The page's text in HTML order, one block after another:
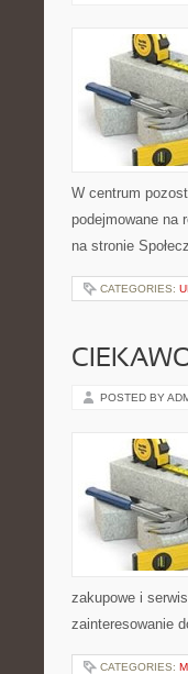
W centrum
podejmowane na
na stronie
CATEGORIES:
POSTED BY
zakupowe i
zainteresowanie
CATEGORIES: